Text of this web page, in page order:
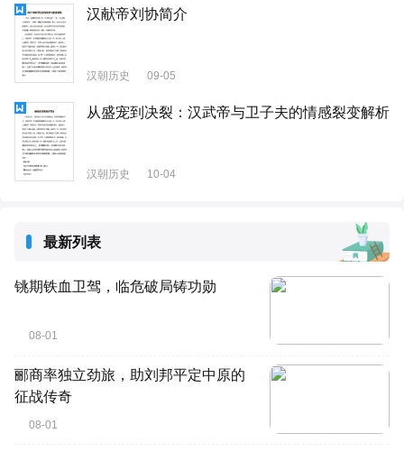
汉献帝刘协简介
汉朝历史 09-05
从盛宠到决裂：汉武帝与卫子夫的情感裂变解析
汉朝历史 10-04
最新列表
铫期铁血卫驾，临危破局铸功勋
08-01
郦商率独立劲旅，助刘邦平定中原的
征战传奇
08-01